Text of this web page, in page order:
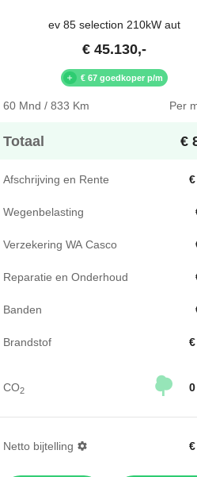
ev 85 selection 210kW aut
€ 45.130,-
€ 67 goedkoper p/m
60 Mnd / 833 Km Per
Totaal €
Afschrijving en Rente
Wegenbelasting
Verzekering WA Casco
Reparatie en Onderhoud
Banden
Brandstof
CO2
Netto bijtelling